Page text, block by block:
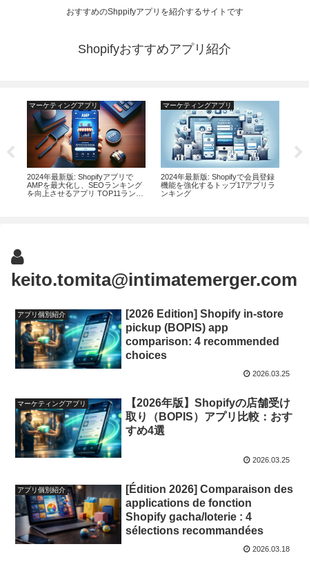
おすすめのShppifyアプリを紹介するサイトです
Shopifyおすすめアプリ紹介
マーケティングアプリ
2024年最新版: Shopifyアプリで
AMPを最大化し、SEOランキング
を向上させるアプリ TOP11ランキ
マーケティングアプリ
2024年最新版: Shopifyで会員登録
機能を強化するトップ17アプリラ
ンキング
keito.tomita@intimatemerger.com
アプリ個別紹介
[2026 Edition] Shopify in-store
pickup (BOPIS) app
comparison: 4 recommended
choices
2026.03.25
マーケティングアプリ
【2026年版】Shopifyの店舗受け
取り（BOPIS）アプリ比較：おす
すめ4選
2026.03.25
アプリ個別紹介
[Édition 2026] Comparaison des
applications de fonction
Shopify gacha/loterie : 4
sélections recommandées
2026.03.18